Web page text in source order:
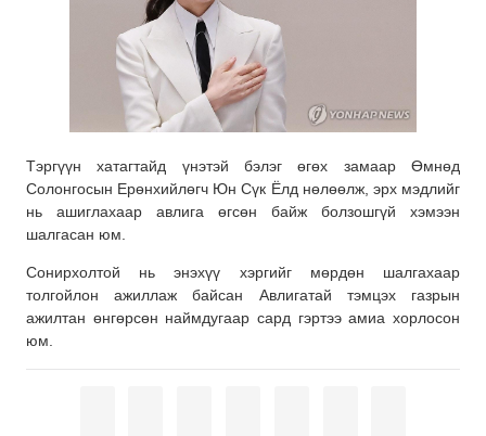
Тэргүүн хатагтайд үнэтэй бэлэг өгөх замаар Өмнөд
Солонгосын Ерөнхийлөгч Юн Сүк Ёлд нөлөөлж, эрх мэдлийг
нь ашиглахаар авлига өгсөн байж болзошгүй хэмээн
шалгасан юм.
Сонирхолтой нь энэхүү хэргийг мөрдөн шалгахаар
толгойлон ажиллаж байсан Авлигатай тэмцэх газрын
ажилтан өнгөрсөн наймдугаар сард гэртээ амиа хорлосон
юм.